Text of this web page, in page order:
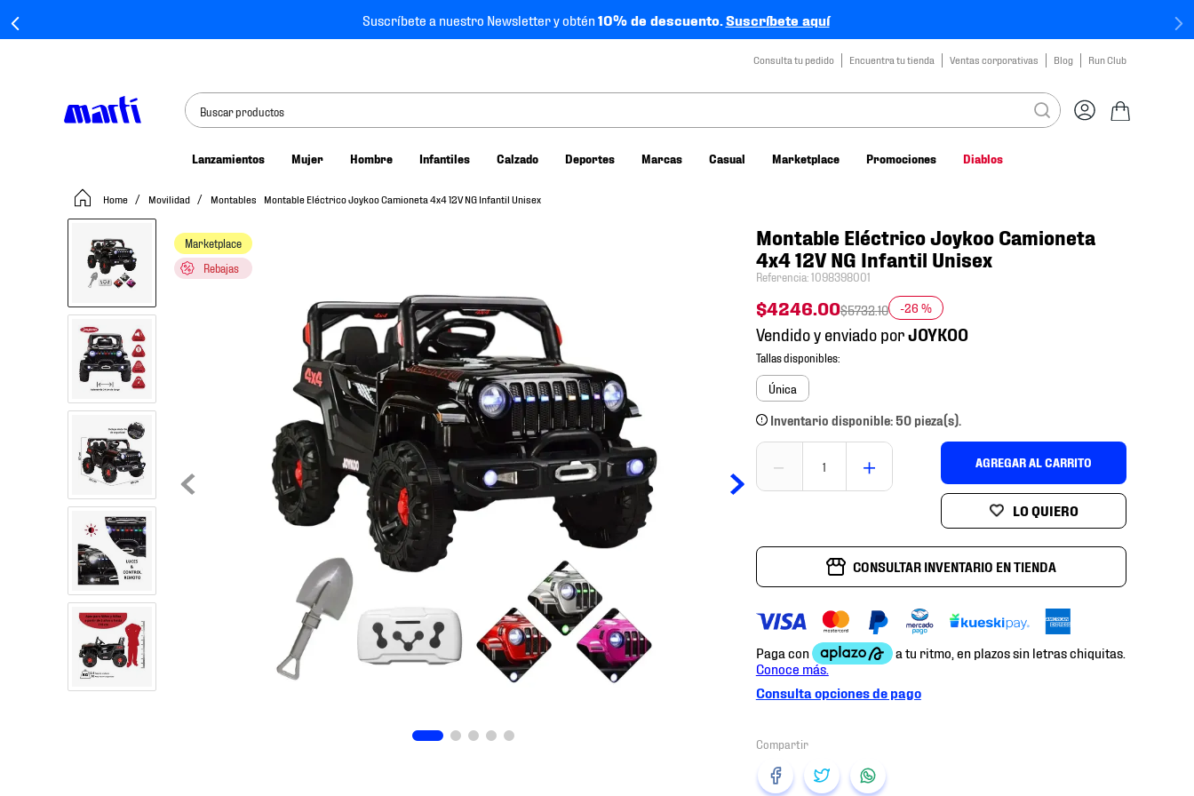
Suscríbete a nuestro Newsletter y obtén10% de descuento.Suscríbete aquí
Consulta tu pedido Encuentra tu tienda Ventas corporativas Blog Run Club
Buscar productos
Lanzamientos Mujer Hombre Infantiles Calzado Deportes Marcas Casual Marketplace Promociones Diablos
Movilidad Montables Montable Eléctrico Joykoo Camioneta 4x4 12V NG Infantil Unisex
Marketplace
Rebajas
Montable Eléctrico Joykoo Camioneta
4x4 12V NG Infantil Unisex
Referencia:1098398001
$4246.00$5732.10 -26 %
Vendido y enviado por
Única
Inventario disponible: 50 pieza(s).
＋
－ AGREGAR AL CARRITO
CONSULTAR INVENTARIO EN TIENDA
Consulta opciones de pago
tenis mujer
tenis hombre
mochila
mochilas
tenis niño
tenis nike